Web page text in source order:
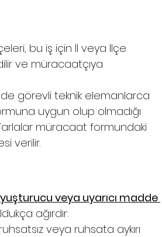
bu iş için İl veya İlçe
ve müracaatçıya
görevli teknik elemanlarca
uygun olup olmadığı
müracaat formundaki
verilir.
veya uyarıcı madde
ağırdır:
veya ruhsata aykırı